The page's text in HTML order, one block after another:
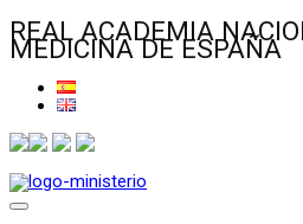
REAL ACADEMIA
MEDICINA DE ESPAÑA